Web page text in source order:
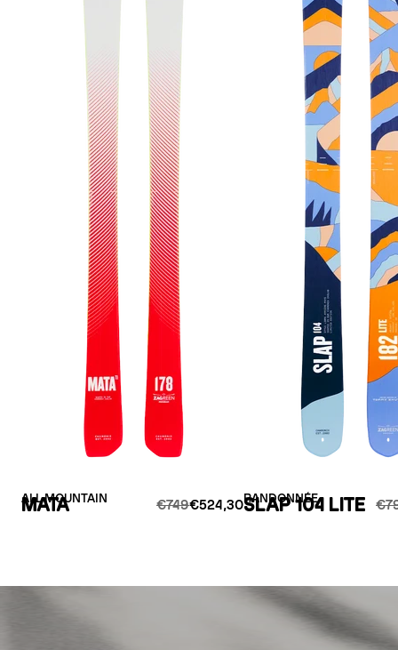
ALL MOUNTAIN
MATA €749€524,30RANDONNÉE
SLAP 104 LITE